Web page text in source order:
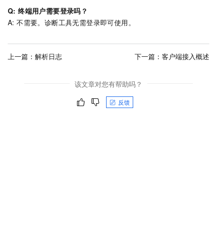
Q: 终端用户需要登录吗？
A: 不需要。诊断工具无需登录即可使用。
上一篇： 解析日志 下一篇： 客户端接入概述
该文章对您有帮助吗？
反馈